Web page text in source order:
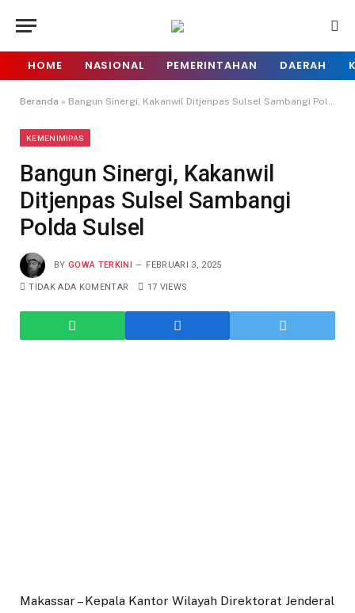
HOME NASIONAL PEMERINTAHAN DAERAH
Beranda » Bangun Sinergi, Kakanwil Ditjenpas Sulsel Sambangi Polda Sulsel
KEMENIMIPAS
Bangun Sinergi, Kakanwil
Ditjenpas Sulsel Sambangi
Polda Sulsel
BY GOWA TERKINI FEBRUARI 3, 2025
TIDAK ADA KOMENTAR 17 VIEWS
Makassar – Kepala Kantor Wilayah Direktorat Jenderal